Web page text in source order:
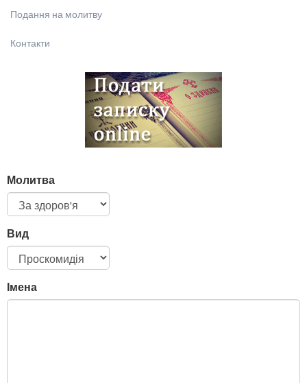
Подання на молитву
Контакти
Молитва
Вид
Імена